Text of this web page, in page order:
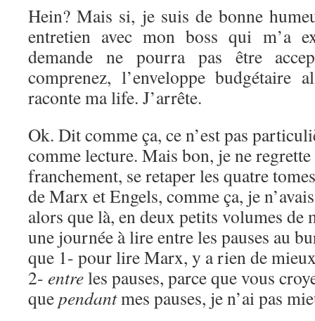
Hein? Mais si, je suis de bonne
entretien avec mon boss qui m’a
demande ne pourra pas être
comprenez, l’enveloppe budgétaire
raconte ma life. J’arrête.
Ok. Dit comme ça, ce n’est pas
comme lecture. Mais bon, je ne regrette
franchement, se retaper les quatre
de Marx et Engels, comme ça, je
alors que là, en deux petits volumes de
une journée à lire entre les pauses au
que 1- pour lire Marx, y a rien de
2- entreles pauses, parce que vous
quependantmes pauses, je n’ai pas